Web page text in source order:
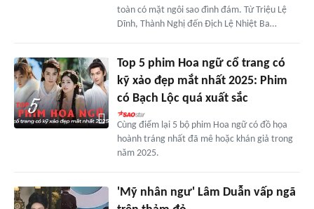
toàn có mặt ngôi sao đình đám. Từ Triệu Lệ
Dĩnh, Thành Nghị đến Địch Lệ Nhiệt Ba…
Top 5 phim Hoa ngữ cổ trang có
kỹ xảo đẹp mắt nhất 2025: Phim
có Bạch Lộc quá xuất sắc
Cùng điểm lại 5 bộ phim Hoa ngữ có đồ họa
hoành tráng nhất đã mê hoặc khán giả trong
năm 2025.
'Mỹ nhân ngư' Lâm Duẫn vấp ngã